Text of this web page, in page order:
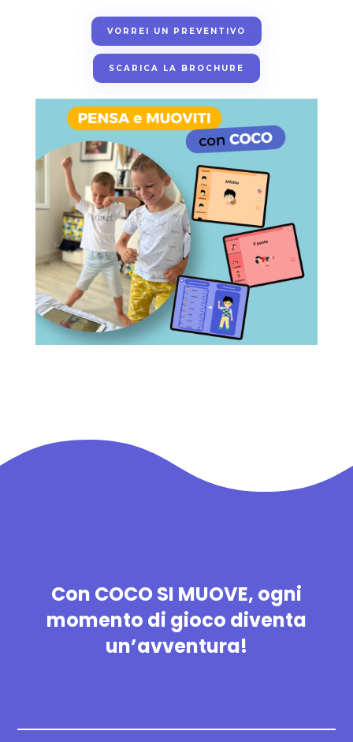
VORREI UN PREVENTIVO
SCARICA LA BROCHURE
Con COCO SI MUOVE, ogni
momento di gioco diventa
un’avventura!